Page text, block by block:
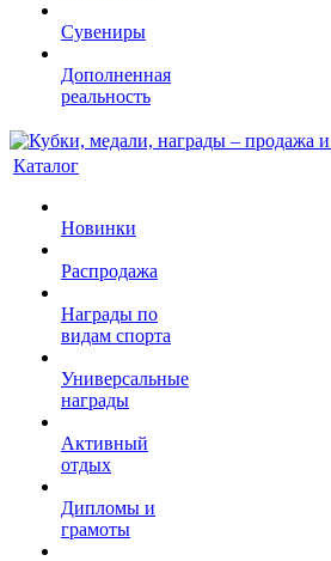
Сувениры
Дополненная
реальность
Каталог
Новинки
Распродажа
Награды по
видам спорта
Универсальные
награды
Активный
отдых
Дипломы и
грамоты